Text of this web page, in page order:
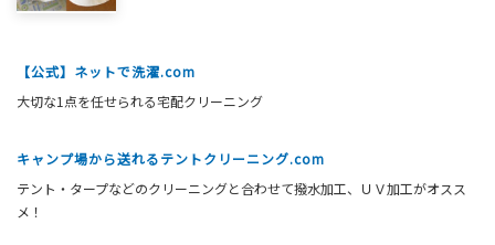
【公式】ネットで洗濯.com
大切な1点を任せられる宅配クリーニング
キャンプ場から送れるテントクリーニング.com
テント・タープなどのクリーニングと合わせて撥水加工、ＵＶ加工がオスス
メ！